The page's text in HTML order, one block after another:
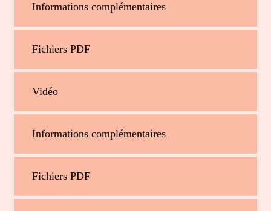
Informations complémentaires
Fichiers PDF
Vidéo
Informations complémentaires
Fichiers PDF